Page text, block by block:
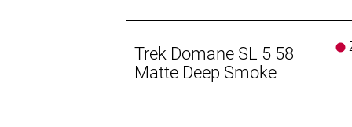
Geschlecht: Uni
Rahmen: 500 Series OCLV
Trek Domane SL 5 58
Matte Deep Smoke